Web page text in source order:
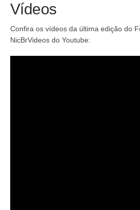
Vídeos
Confira os vídeos da última edição do
NicBrVideos do Youtube: